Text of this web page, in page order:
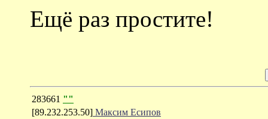
Ещё раз простите!
283661 ""
[89.232.253.50] Максим Есипов